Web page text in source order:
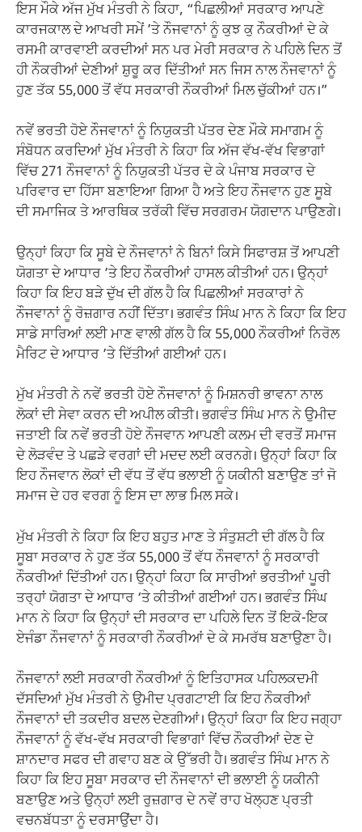
ਇਸ ਮੌਕੇ ਅੱਜ ਮੁੱਖ ਮੰਤਰੀ ਨੇ ਕਿਹਾ, “ਪਿਛਲੀਆਂ ਸਰਕਾਰ ਆਪਣੇ
ਕਾਰਜਕਾਲ ਦੇ ਆਖਰੀ ਸਮੇਂ ’ਤੇ ਨੌਜਵਾਨਾਂ ਨੂੰ ਕੁਝ ਕੁ ਨੌਕਰੀਆਂ ਦੇ ਕੇ
ਰਸਮੀ ਕਾਰਵਾਈ ਕਰਦੀਆਂ ਸਨ ਪਰ ਮੇਰੀ ਸਰਕਾਰ ਨੇ ਪਹਿਲੇ ਦਿਨ ਤੋਂ
ਹੀ ਨੌਕਰੀਆਂ ਦੇਣੀਆਂ ਸ਼ੁਰੂ ਕਰ ਦਿੱਤੀਆਂ ਸਨ ਜਿਸ ਨਾਲ ਨੌਜਵਾਨਾਂ ਨੂੰ
ਹੁਣ ਤੱਕ 55,000 ਤੋਂ ਵੱਧ ਸਰਕਾਰੀ ਨੌਕਰੀਆਂ ਮਿਲ ਚੁੱਕੀਆਂ ਹਨ।”
ਨਵੇਂ ਭਰਤੀ ਹੋਏ ਨੌਜਵਾਨਾਂ ਨੂੰ ਨਿਯੁਕਤੀ ਪੱਤਰ ਦੇਣ ਮੌਕੇ ਸਮਾਗਮ ਨੂੰ
ਸੰਬੋਧਨ ਕਰਦਿਆਂ ਮੁੱਖ ਮੰਤਰੀ ਨੇ ਕਿਹਾ ਕਿ ਅੱਜ ਵੱਖ-ਵੱਖ ਵਿਭਾਗਾਂ
ਵਿੱਚ 271 ਨੌਜਵਾਨਾਂ ਨੂੰ ਨਿਯੁਕਤੀ ਪੱਤਰ ਦੇ ਕੇ ਪੰਜਾਬ ਸਰਕਾਰ ਦੇ
ਪਰਿਵਾਰ ਦਾ ਹਿੱਸਾ ਬਣਾਇਆ ਗਿਆ ਹੈ ਅਤੇ ਇਹ ਨੌਜਵਾਨ ਹੁਣ ਸੂਬੇ
ਦੀ ਸਮਾਜਿਕ ਤੇ ਆਰਥਿਕ ਤਰੱਕੀ ਵਿੱਚ ਸਰਗਰਮ ਯੋਗਦਾਨ ਪਾਉਣਗੇ।
ਉਨ੍ਹਾਂ ਕਿਹਾ ਕਿ ਸੂਬੇ ਦੇ ਨੌਜਵਾਨਾਂ ਨੇ ਬਿਨਾਂ ਕਿਸੇ ਸਿਫਾਰਸ਼ ਤੋਂ ਆਪਣੀ
ਯੋਗਤਾ ਦੇ ਆਧਾਰ ’ਤੇ ਇਹ ਨੌਕਰੀਆਂ ਹਾਸਲ ਕੀਤੀਆਂ ਹਨ। ਉਨ੍ਹਾਂ
ਕਿਹਾ ਕਿ ਇਹ ਬੜੇ ਦੁੱਖ ਦੀ ਗੱਲ ਹੈ ਕਿ ਪਿਛਲੀਆਂ ਸਰਕਾਰਾਂ ਨੇ
ਨੌਜਵਾਨਾਂ ਨੂੰ ਰੋਜ਼ਗਾਰ ਨਹੀਂ ਦਿੱਤਾ। ਭਗਵੰਤ ਸਿੰਘ ਮਾਨ ਨੇ ਕਿਹਾ ਕਿ ਇਹ
ਸਾਡੇ ਸਾਰਿਆਂ ਲਈ ਮਾਣ ਵਾਲੀ ਗੱਲ ਹੈ ਕਿ 55,000 ਨੌਕਰੀਆਂ ਨਿਰੋਲ
ਮੈਰਿਟ ਦੇ ਆਧਾਰ ’ਤੇ ਦਿੱਤੀਆਂ ਗਈਆਂ ਹਨ।
ਮੁੱਖ ਮੰਤਰੀ ਨੇ ਨਵੇਂ ਭਰਤੀ ਹੋਏ ਨੌਜਵਾਨਾਂ ਨੂੰ ਮਿਸ਼ਨਰੀ ਭਾਵਨਾ ਨਾਲ
ਲੋਕਾਂ ਦੀ ਸੇਵਾ ਕਰਨ ਦੀ ਅਪੀਲ ਕੀਤੀ। ਭਗਵੰਤ ਸਿੰਘ ਮਾਨ ਨੇ ਉਮੀਦ
ਜਤਾਈ ਕਿ ਨਵੇਂ ਭਰਤੀ ਹੋਏ ਨੌਜਵਾਨ ਆਪਣੀ ਕਲਮ ਦੀ ਵਰਤੋਂ ਸਮਾਜ
ਦੇ ਲੋੜਵੰਦ ਤੇ ਪਛੜੇ ਵਰਗਾਂ ਦੀ ਮਦਦ ਲਈ ਕਰਨਗੇ। ਉਨ੍ਹਾਂ ਕਿਹਾ ਕਿ
ਇਹ ਨੌਜਵਾਨ ਲੋਕਾਂ ਦੀ ਵੱਧ ਤੋਂ ਵੱਧ ਭਲਾਈ ਨੂੰ ਯਕੀਨੀ ਬਣਾਉਣ ਤਾਂ ਜੋ
ਸਮਾਜ ਦੇ ਹਰ ਵਰਗ ਨੂੰ ਇਸ ਦਾ ਲਾਭ ਮਿਲ ਸਕੇ।
ਮੁੱਖ ਮੰਤਰੀ ਨੇ ਕਿਹਾ ਕਿ ਇਹ ਬਹੁਤ ਮਾਣ ਤੇ ਸੰਤੁਸ਼ਟੀ ਦੀ ਗੱਲ ਹੈ ਕਿ
ਸੂਬਾ ਸਰਕਾਰ ਨੇ ਹੁਣ ਤੱਕ 55,000 ਤੋਂ ਵੱਧ ਨੌਜਵਾਨਾਂ ਨੂੰ ਸਰਕਾਰੀ
ਨੌਕਰੀਆਂ ਦਿੱਤੀਆਂ ਹਨ। ਉਨ੍ਹਾਂ ਕਿਹਾ ਕਿ ਸਾਰੀਆਂ ਭਰਤੀਆਂ ਪੂਰੀ
ਤਰ੍ਹਾਂ ਯੋਗਤਾ ਦੇ ਆਧਾਰ ‘ਤੇ ਕੀਤੀਆਂ ਗਈਆਂ ਹਨ। ਭਗਵੰਤ ਸਿੰਘ
ਮਾਨ ਨੇ ਕਿਹਾ ਕਿ ਉਨ੍ਹਾਂ ਦੀ ਸਰਕਾਰ ਦਾ ਪਹਿਲੇ ਦਿਨ ਤੋਂ ਇਕੋ-ਇਕ
ਏਜੰਡਾ ਨੌਜਵਾਨਾਂ ਨੂੰ ਸਰਕਾਰੀ ਨੌਕਰੀਆਂ ਦੇ ਕੇ ਸਮਰੱਥ ਬਣਾਉਣਾ ਹੈ।
ਨੌਜਵਾਨਾਂ ਲਈ ਸਰਕਾਰੀ ਨੌਕਰੀਆਂ ਨੂੰ ਇਤਿਹਾਸਕ ਪਹਿਲਕਦਮੀ
ਦੱਸਦਿਆਂ ਮੁੱਖ ਮੰਤਰੀ ਨੇ ਉਮੀਦ ਪ੍ਰਗਟਾਈ ਕਿ ਇਹ ਨੌਕਰੀਆਂ
ਨੌਜਵਾਨਾਂ ਦੀ ਤਕਦੀਰ ਬਦਲ ਦੇਣਗੀਆਂ। ਉਨ੍ਹਾਂ ਕਿਹਾ ਕਿ ਇਹ ਜਗ੍ਹਾ
ਨੌਜਵਾਨਾਂ ਨੂੰ ਵੱਖ-ਵੱਖ ਸਰਕਾਰੀ ਵਿਭਾਗਾਂ ਵਿੱਚ ਨੌਕਰੀਆਂ ਦੇਣ ਦੇ
ਸ਼ਾਨਦਾਰ ਸਫਰ ਦੀ ਗਵਾਹ ਬਣ ਕੇ ਉੱਭਰੀ ਹੈ। ਭਗਵੰਤ ਸਿੰਘ ਮਾਨ ਨੇ
ਕਿਹਾ ਕਿ ਇਹ ਸੂਬਾ ਸਰਕਾਰ ਦੀ ਨੌਜਵਾਨਾਂ ਦੀ ਭਲਾਈ ਨੂੰ ਯਕੀਨੀ
ਬਣਾਉਣ ਅਤੇ ਉਨ੍ਹਾਂ ਲਈ ਰੁਜ਼ਗਾਰ ਦੇ ਨਵੇਂ ਰਾਹ ਖੋਲ੍ਹਣ ਪ੍ਰਤੀ
ਵਚਨਬੱਧਤਾ ਨੂੰ ਦਰਸਾਉਂਦਾ ਹੈ।